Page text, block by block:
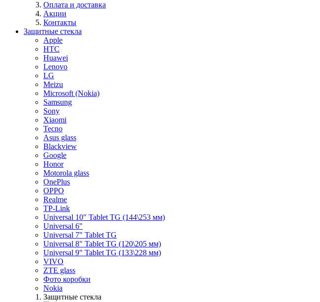
Оплата и доставка
Акции
Контакты
Защитные стекла
Apple
HTC
Huawei
Lenovo
LG
Meizu
Microsoft (Nokia)
Samsung
Sony
Xiaomi
Tecno
Asus glass
Blackview
Google
Honor
Motorola glass
OnePlus
OPPO
Realme
TP-Link
Universal 10" Tablet TG (144\253 мм)
Universal 6"
Universal 7" Tablet TG
Universal 8" Tablet TG (120\205 мм)
Universal 9" Tablet TG (133\228 мм)
VIVO
ZTE glass
Фото коробки
Nokia
Защитные стекла